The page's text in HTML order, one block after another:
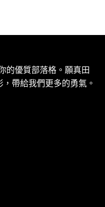
的優質部落格。願真田
帶給我們更多的勇氣。